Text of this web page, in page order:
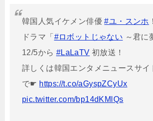
韓国人気イケメン俳優#ユ・スンホ
ドラマ「 #ロボットじゃない ～君に
12/5から #LaLaTV 初放送！
詳しくは韓国エンタメニュースサイ
で☛ https://t.co/aGyspZCyUx
pic.twitter.com/bp14dKMlQs